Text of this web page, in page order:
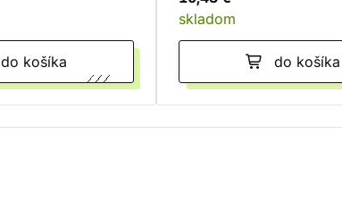
do košíka
skladom
do košíka